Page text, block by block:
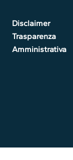
Disclaimer
Trasparenza
Amministrativa